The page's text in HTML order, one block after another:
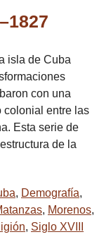
isla de Cuba
con una
colonial entre las
Esta serie de
de la
, Demografía,
, Morenos,
, Siglo XVIII